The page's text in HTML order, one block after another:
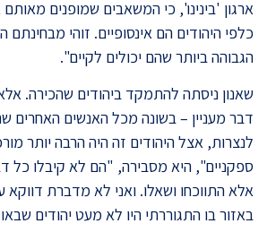
ארגון 'בינינו', כי המשאבים שמופנים מאותם
כלפי היהודים הם אינסופיים. זוהי
הגבוהה ביותר שהם יכולים לקיים".
שאנון ניסתה להתמקד ביהודים שהכירה.
דבר מעניין – בשונה מכל האנשים האחרים
לנצרות, אצל היהודים זה היה הרבה יותר
ספקניים", היא מסבירה, "הם לא קיבלו כל
אלא התווכחו ושאלו. ואני לא מדברת דווקא
באזור בו התגוררתי היו לא מעט יהודים